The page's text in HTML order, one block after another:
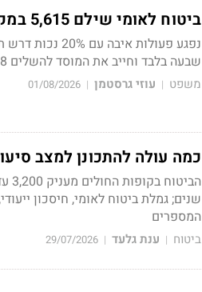
ביטוח לאומי שילם 5,615 במקום 7,566 ולא הסביר את הפער
שבעה בלבד וחייב את המוסד להשלים 13,658 שקלים שנגרעו מהתשלום החודשי
משפט | עוזי גרסטמן |
01/08/2026
כמה עולה להתכונן למצב
שנים; גמלת ביטוח לאומי, חיסכון
המספרים
ביטוח | ענת גלעד |
29/07/2026